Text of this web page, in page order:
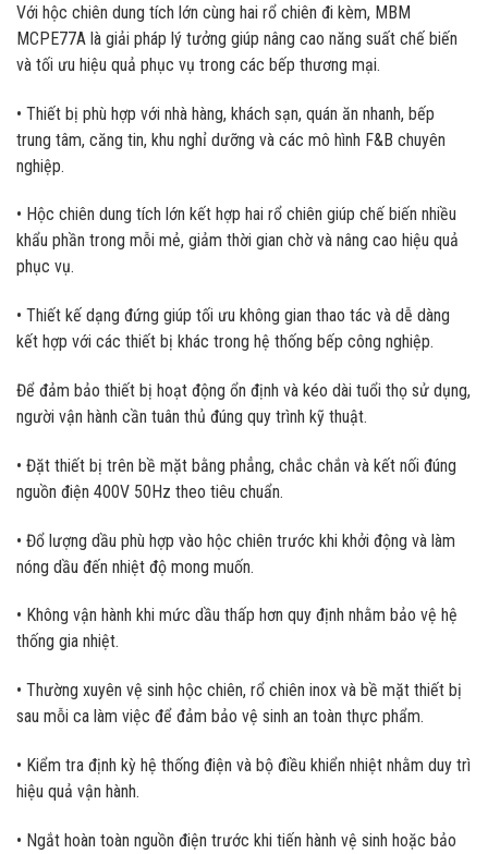
Với hộc chiên dung tích lớn cùng hai rổ chiên đi kèm, MBM
MCPE77A là giải pháp lý tưởng giúp nâng cao năng suất chế biến
và tối ưu hiệu quả phục vụ trong các bếp thương mại.
• Thiết bị phù hợp với nhà hàng, khách sạn, quán ăn nhanh, bếp
trung tâm, căng tin, khu nghỉ dưỡng và các mô hình F&B chuyên
nghiệp.
• Hộc chiên dung tích lớn kết hợp hai rổ chiên giúp chế biến nhiều
khẩu phần trong mỗi mẻ, giảm thời gian chờ và nâng cao hiệu quả
phục vụ.
• Thiết kế dạng đứng giúp tối ưu không gian thao tác và dễ dàng
kết hợp với các thiết bị khác trong hệ thống bếp công nghiệp.
Để đảm bảo thiết bị hoạt động ổn định và kéo dài tuổi thọ sử dụng,
người vận hành cần tuân thủ đúng quy trình kỹ thuật.
• Đặt thiết bị trên bề mặt bằng phẳng, chắc chắn và kết nối đúng
nguồn điện 400V 50Hz theo tiêu chuẩn.
• Đổ lượng dầu phù hợp vào hộc chiên trước khi khởi động và làm
nóng dầu đến nhiệt độ mong muốn.
• Không vận hành khi mức dầu thấp hơn quy định nhằm bảo vệ hệ
thống gia nhiệt.
• Thường xuyên vệ sinh hộc chiên, rổ chiên inox và bề mặt thiết bị
sau mỗi ca làm việc để đảm bảo vệ sinh an toàn thực phẩm.
• Kiểm tra định kỳ hệ thống điện và bộ điều khiển nhiệt nhằm duy trì
hiệu quả vận hành.
• Ngắt hoàn toàn nguồn điện trước khi tiến hành vệ sinh hoặc bảo